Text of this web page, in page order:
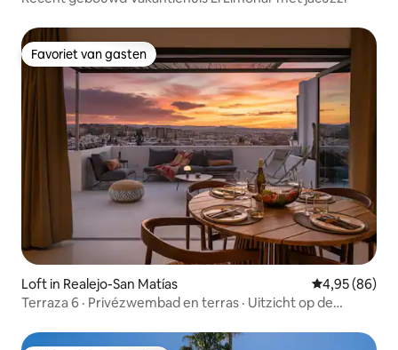
los apartamentos que son hoy en día.
Favoriet van gasten
Favoriet van gasten
Loft in Realejo-San Matías Gemiddelde
4,95 (86)
Terraza 6 · Privézwembad en terras · Uitzicht op de